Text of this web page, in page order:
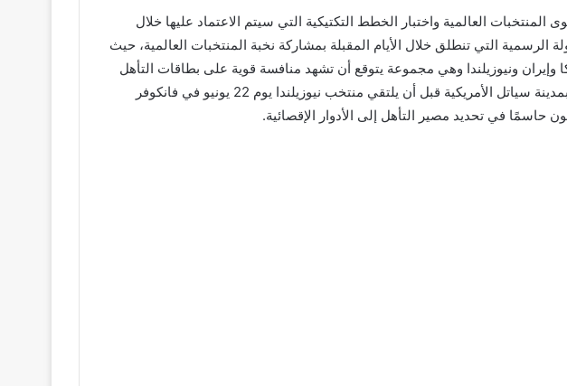
العالمية واختبار الخطط التكتيكية التي سيتم الاعتماد عليها خلال
الرسمية التي تنطلق خلال الأيام المقبلة بمشاركة نخبة المنتخبات العالمية، حيث
تضم منتخبات بلجيكا وإيران ونيوزيلندا وهي مجموعة يتوقع أن تشهد منافسة قوية على بطاقات التأهل
إلى الدور التالي، ويبدأ المنتخب المصري مشواره في البطولة بمواجهة منتخب بلجيكا يوم 15 يونيو بمدينة سياتل الأمريكية قبل أن يلتقي منتخب نيوزيلندا يوم 22 يونيو في فانكوفر